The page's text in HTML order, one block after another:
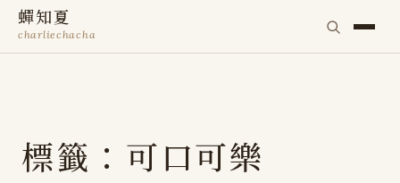
蟬知夏
charliechacha
標籤：可口可樂